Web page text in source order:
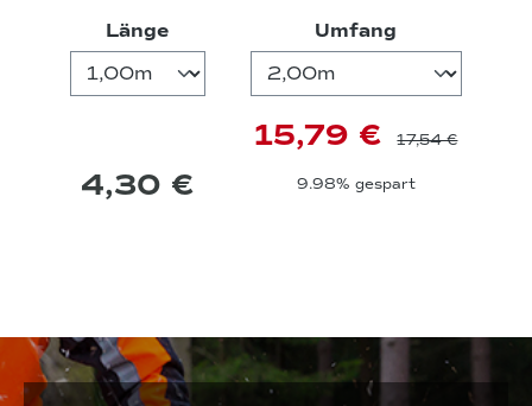
Längeauswählen
4,30 €
Umfang
15,79 € 17,54 €
9.98% gespart